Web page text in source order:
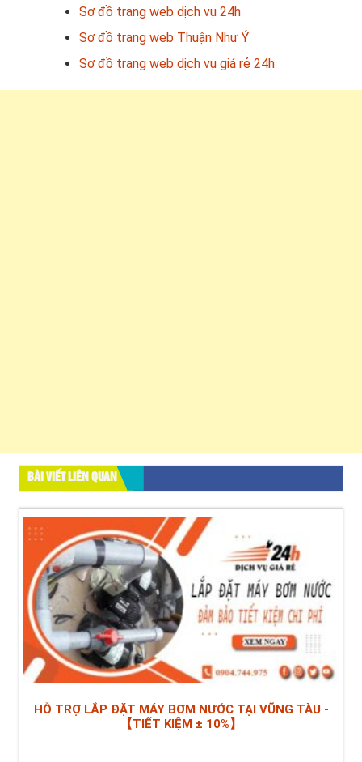
Sơ đồ trang web dịch vụ 24h
Sơ đồ trang web Thuận Như Ý
Sơ đồ trang web dịch vụ giá rẻ 24h
BÀI VIẾT LIÊN QUAN
HỖ TRỢ LẮP ĐẶT MÁY BƠM NƯỚC TẠI VŨNG TÀU -
【TIẾT KIỆM ± 10%】